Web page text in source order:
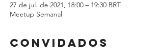
27 de jul. de 2021, 18:00 – 19:30 BRT
Meetup Semanal
Convidados